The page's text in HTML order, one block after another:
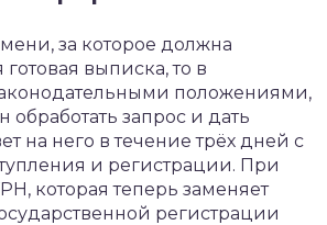
за которое должна
готовая выписка, то в
положениями,
обработать запрос и дать
на него в течение трёх дней с
и регистрации. При
которая теперь заменяет
регистрации